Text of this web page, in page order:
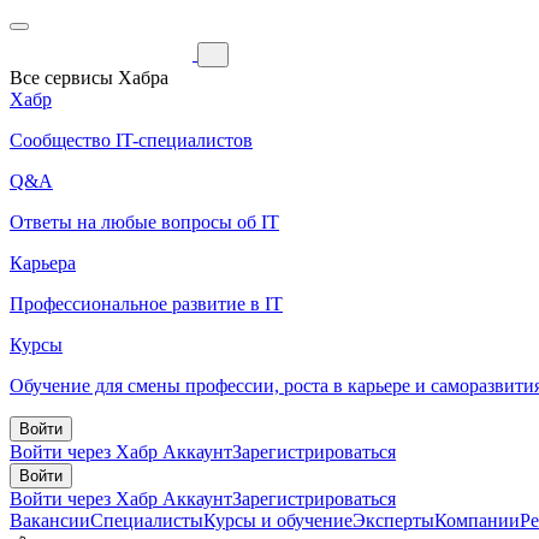
Все сервисы Хабра
Хабр
Сообщество IT-специалистов
Q&A
Ответы на любые вопросы об IT
Карьера
Профессиональное развитие в IT
Курсы
Обучение для смены профессии, роста в карьере и
Войти
Войти через Хабр АккаунтЗарегистрироваться
Войти
Войти через Хабр АккаунтЗарегистрироваться
ВакансииСпециалистыКурсы и обучениеЭкспертыКомпании